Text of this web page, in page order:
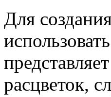
Для
расцветок,